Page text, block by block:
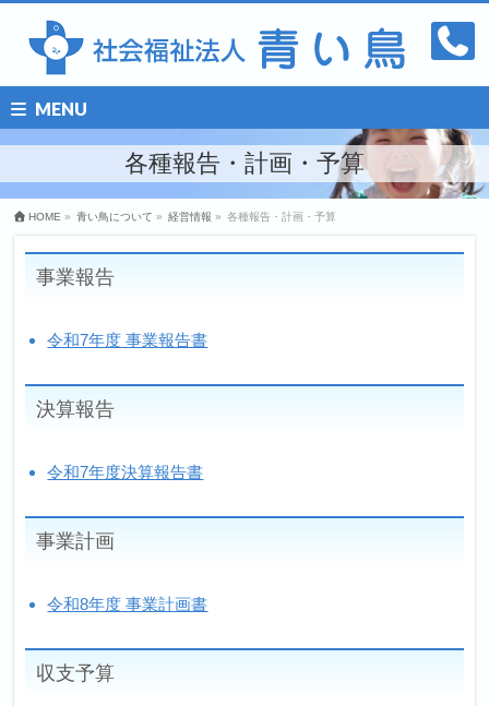
MENU
各種報告・計画・予算
HOME » 青い鳥について » 経営情報 » 各種報告・計画・予算
事業報告
令和7年度 事業報告書
決算報告
令和7年度決算報告書
事業計画
令和8年度 事業計画書
収支予算